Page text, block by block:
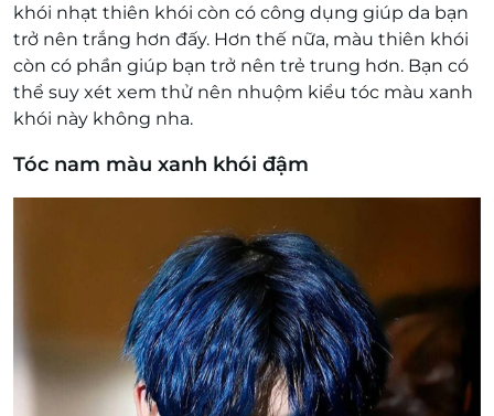
khói nhạt thiên khói còn có công dụng giúp da bạn
trở nên trắng hơn đấy. Hơn thế nữa, màu thiên khói
còn có phần giúp bạn trở nên trẻ trung hơn. Bạn có
thể suy xét xem thử nên nhuộm kiểu tóc màu xanh
khói này không nha.
Tóc nam màu xanh khói đậm